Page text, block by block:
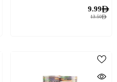
13.50
9.99